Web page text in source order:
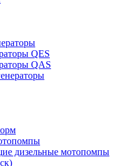
QES
QAS
дизельные мотопомпы